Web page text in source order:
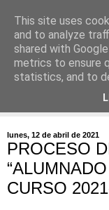
lunes, 12 de abril de 2021
PROCESO
CURSO
This site uses
and to analyze
shared with
metrics to ensure
statistics, and to